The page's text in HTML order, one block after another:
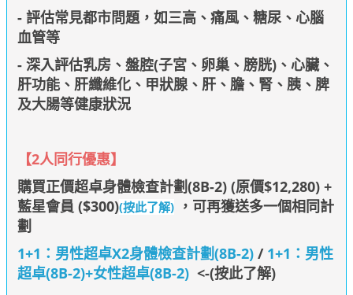
- 評估常見都市問題，如三高、痛風、糖尿、心腦
血管等
- 深入評估乳房、盤腔(子宮、卵巢、膀胱)、心臟、
肝功能、肝纖維化、甲狀腺、肝、膽、腎、胰、脾
及大腸等健康狀況
【2人同行優惠】
購買正價超卓身體檢查計劃(8B-2) (原價$12,280) +
藍星會員 ($300)(按此了解)
，可再獲送多一個相同計
劃
1+1：男性超卓X2身體檢查計劃(8B-2)/ 1+1：男性
超卓(8B-2)+女性超卓(8B-2)<-(按此了解)